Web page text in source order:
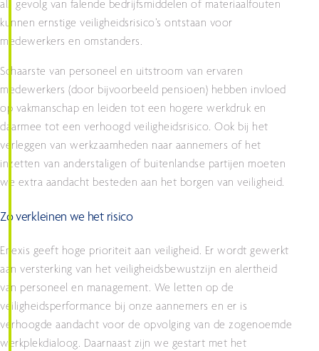
als gevolg van falende bedrijfsmiddelen of materiaalfouten
kunnen ernstige veiligheidsrisico’s ontstaan voor
medewerkers en omstanders.
Schaarste van personeel en uitstroom van ervaren
medewerkers (door bijvoorbeeld pensioen) hebben invloed
op vakmanschap en leiden tot een hogere werkdruk en
daarmee tot een verhoogd veiligheidsrisico. Ook bij het
verleggen van werkzaamheden naar aannemers of het
inzetten van anderstaligen of buitenlandse partijen moeten
we extra aandacht besteden aan het borgen van veiligheid.
Zo verkleinen we het risico
Enexis geeft hoge prioriteit aan veiligheid. Er wordt gewerkt
aan versterking van het veiligheidsbewustzijn en alertheid
van personeel en management. We letten op de
veiligheidsperformance bij onze aannemers en er is
verhoogde aandacht voor de opvolging van de zogenoemde
werkplekdialoog. Daarnaast zijn we gestart met het